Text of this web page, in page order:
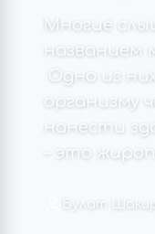
Многие
названием
Одно из
организму
нанести
– это
Булат